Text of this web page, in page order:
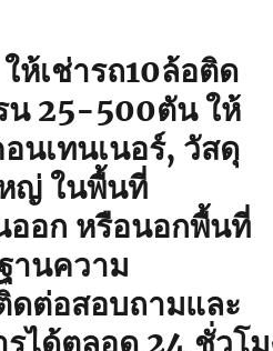
ห้เช่ารถ10ล้อติด
น 25-500ตัน ให้
นเทนเนอร์, วัสดุ
ญ่ ในพื้นที่
ออก หรือนอกพื้นที่
านความ
ดต่อสอบถามและ